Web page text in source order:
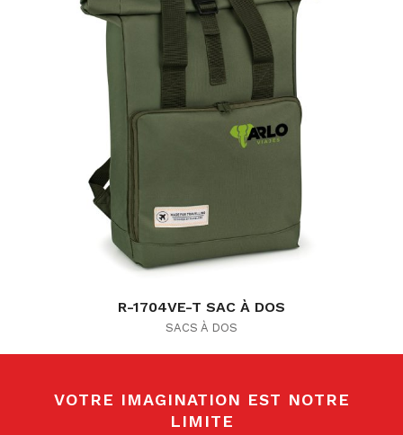
R-1704VE-T SAC À DOS
SACS À DOS
VOTRE IMAGINATION EST NOTRE
LIMITE